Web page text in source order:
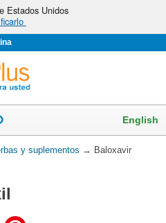
Estados Unidos
English
y suplementos → Baloxavir